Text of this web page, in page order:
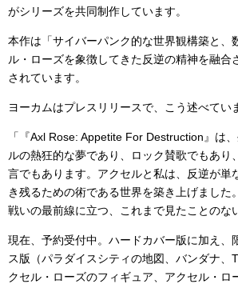
がシリーズを共同制作しています。
本作は「サイバーパンク的な世界観構築と、
ル・ローズを象徴してきた反逆の精神を融合
されています。
ヨーカムはプレスリリースで、こう述べてい
「『Axl Rose: Appetite For Destruction』は
ルの熱狂的な夢であり、ロック賛歌でもあり
言でもあります。アクセルと私は、反逆が単
き残るための術である世界を築き上げました
戦いの最前線に立つ、これまで見たことのな
現在、予約受付中。ハードカバー版に加え、
ス版（パラダイスシティの地図、バンダナ、
クセル・ローズのフィギュア、アクセル・ロ